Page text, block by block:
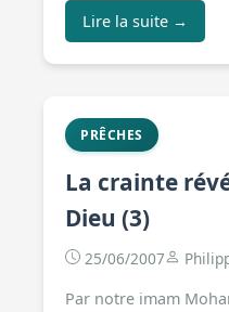
Lire la suite →
PRÊCHES
La crainte
Dieu (3)
25/06/2007
Par notre imam